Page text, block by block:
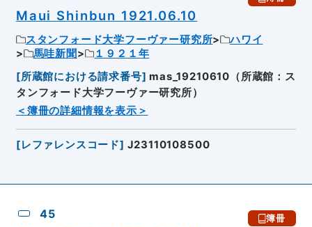
Maui Shinbun 1921.06.10
スタンフォード大学フーヴァー研究所
ハワイ
馬哇新聞
１９２１年
[所蔵館における請求番号] mas_19210610（所蔵館：ス
タンフォード大学フーヴァー研究所）
＜簿冊の詳細情報を表示＞
[レファレンスコード] J23110108500
45 簿冊